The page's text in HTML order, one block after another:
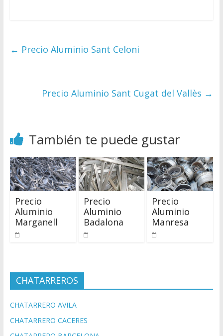
← Precio Aluminio Sant Celoni
Precio Aluminio Sant Cugat del Vallès →
También te puede gustar
Precio
Aluminio
Marganell
Precio
Aluminio
Badalona
Precio
Aluminio
Manresa
CHATARREROS
CHATARRERO AVILA
CHATARRERO CACERES